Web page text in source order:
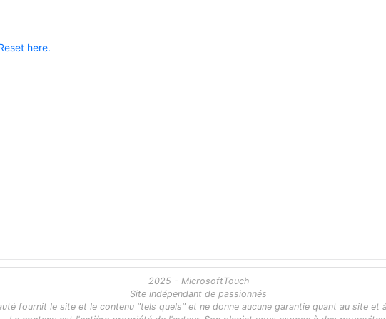
here.
2025 - MicrosoftTouch
Site indépendant de passionnés
fournit le site et le contenu "tels quels" et ne donne aucune garantie quant au site et